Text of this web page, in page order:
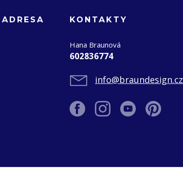
KONTAKTY
Hana Braunová
602836774
info@braundesign.cz